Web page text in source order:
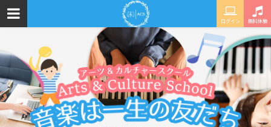
ログイン 無料体験